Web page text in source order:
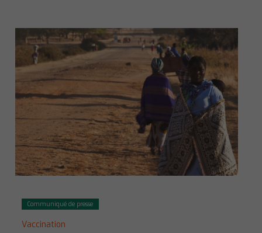
Communiqué de presse
Vaccination